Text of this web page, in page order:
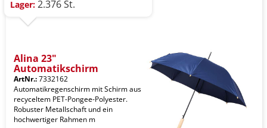
Lager: 2.376 St.
Alina 23"
Automatikschirm
ArtNr.:7332162
Automatikregenschirm mit Schirm aus
recyceltem PET-Pongee-Polyester.
Robuster Metallschaft und ein
hochwertiger Rahmen m